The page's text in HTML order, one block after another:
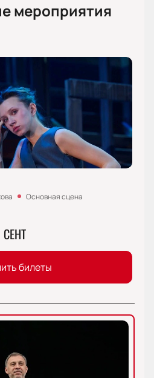
мероприятия
Основная сцена
СЕНТ
билеты